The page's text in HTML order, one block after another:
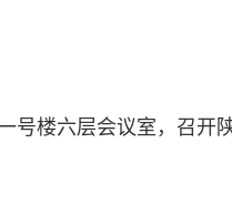
楼六层会议室，召开